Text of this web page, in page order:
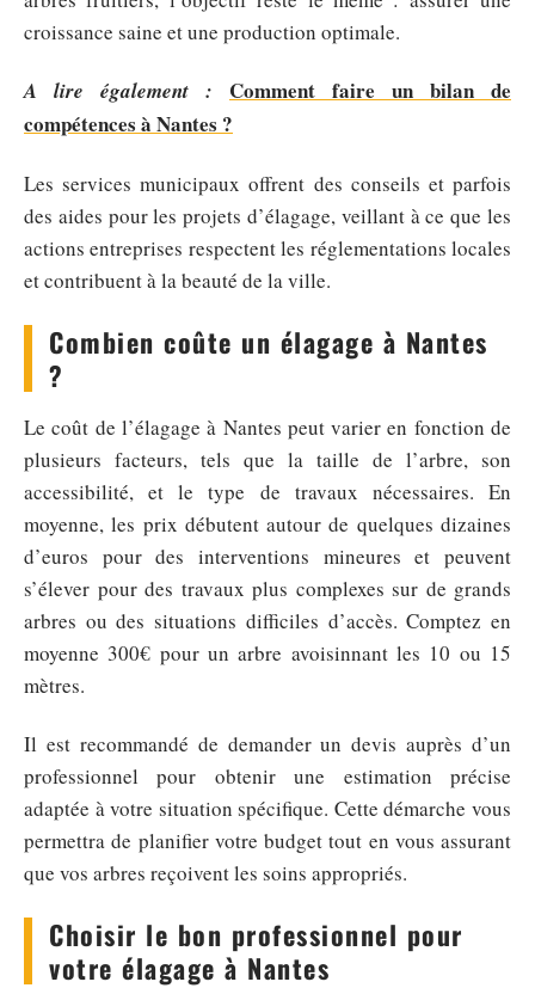
croissance saine et une production optimale.
A lire également :
Comment faire un bilan de
compétences à Nantes ?
Les services municipaux offrent des conseils et parfois
des aides pour les projets d’élagage, veillant à ce que les
actions entreprises respectent les réglementations locales
et contribuent à la beauté de la ville.
Combien coûte un élagage à Nantes
?
Le coût de l’élagage à Nantes peut varier en fonction de
plusieurs facteurs, tels que la taille de l’arbre, son
accessibilité, et le type de travaux nécessaires. En
moyenne, les prix débutent autour de quelques dizaines
d’euros pour des interventions mineures et peuvent
s’élever pour des travaux plus complexes sur de grands
arbres ou des situations difficiles d’accès. Comptez en
moyenne 300€ pour un arbre avoisinnant les 10 ou 15
mètres.
Il est recommandé de demander un devis auprès d’un
professionnel pour obtenir une estimation précise
adaptée à votre situation spécifique. Cette démarche vous
permettra de planifier votre budget tout en vous assurant
que vos arbres reçoivent les soins appropriés.
Choisir le bon professionnel pour
votre élagage à Nantes